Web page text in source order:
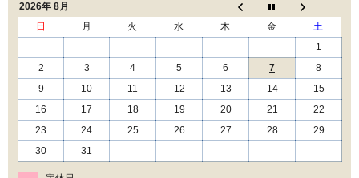
2026年 8月
日
月 火 水 木 金
土
1
2
3 4 5 6 7
8
9
10 11 12 13 14
15
16
17 18 19 20 21
22
23
24 25 26 27 28
29
30
31